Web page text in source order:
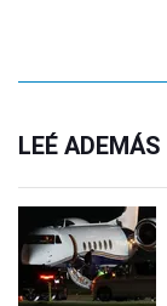
LEÉ ADEMÁS